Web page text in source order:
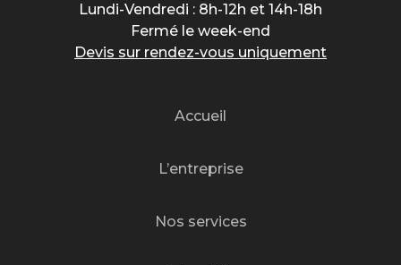
Lundi-Vendredi : 8h-12h et 14h-18h
Fermé le week-end
Devis sur rendez-vous uniquement
Accueil
L’entreprise
Nos services